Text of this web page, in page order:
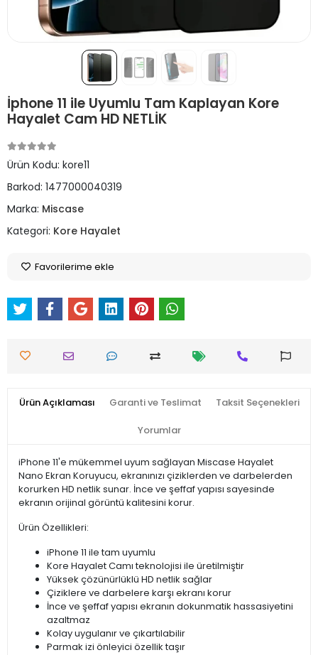
İphone 11 ile Uyumlu Tam Kaplayan Kore
Hayalet Cam HD NETLİK
Ürün Kodu: kore11
Barkod: 1477000040319
Marka: Miscase
Kategori: Kore Hayalet
Favorilerime ekle
Ürün Açıklaması Garanti ve Teslimat Taksit Seçenekleri
Yorumlar
iPhone 11'e mükemmel uyum sağlayan Miscase Hayalet
Nano Ekran Koruyucu, ekranınızı çiziklerden ve darbelerden
korurken HD netlik sunar. İnce ve şeffaf yapısı sayesinde
ekranın orijinal görüntü kalitesini korur.
Ürün Özellikleri:
iPhone 11 ile tam uyumlu
Kore Hayalet Camı teknolojisi ile üretilmiştir
Yüksek çözünürlüklü HD netlik sağlar
Çiziklere ve darbelere karşı ekranı korur
İnce ve şeffaf yapısı ekranın dokunmatik hassasiyetini
azaltmaz
Kolay uygulanır ve çıkartılabilir
Parmak izi önleyici özellik taşır